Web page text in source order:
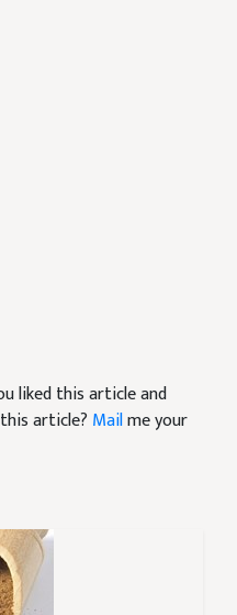
liked this article and
article? Mailme your